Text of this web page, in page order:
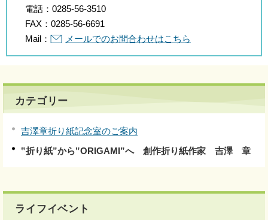
電話： 0285-56-3510
FAX： 0285-56-6691
Mail：
メールでのお問合わせはこちら
カテゴリー
吉澤章折り紙記念室のご案内
‟折り紙”から‟ORIGAMI”へ 創作折り紙作家 吉澤 章
ライフイベント